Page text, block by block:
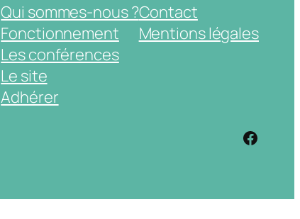
Qui sommes-nous ?
Fonctionnement
Les conférences
Le site
Adhérer
Contact
Mentions légales